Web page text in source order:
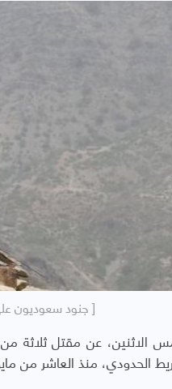
[ جنود سعوديون
الاثنين، عن مقتل ثلاثة
منذ العاشر من مايو/